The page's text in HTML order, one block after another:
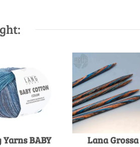
Yarns BABY
Lana Grossa